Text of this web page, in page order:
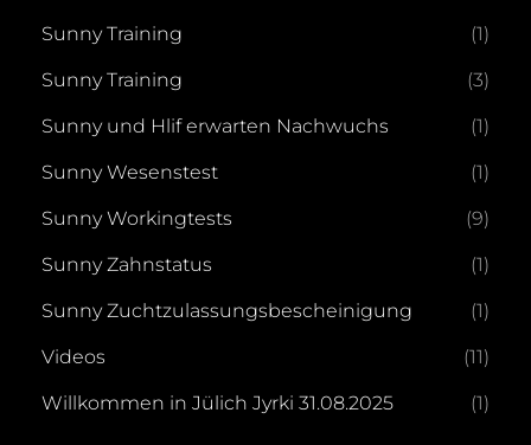
Sunny Training (1)
Sunny Training (3)
Sunny und Hlif erwarten Nachwuchs (1)
Sunny Wesenstest (1)
Sunny Workingtests (9)
Sunny Zahnstatus (1)
Sunny Zuchtzulassungsbescheinigung (1)
Videos (11)
Willkommen in Jülich Jyrki 31.08.2025 (1)